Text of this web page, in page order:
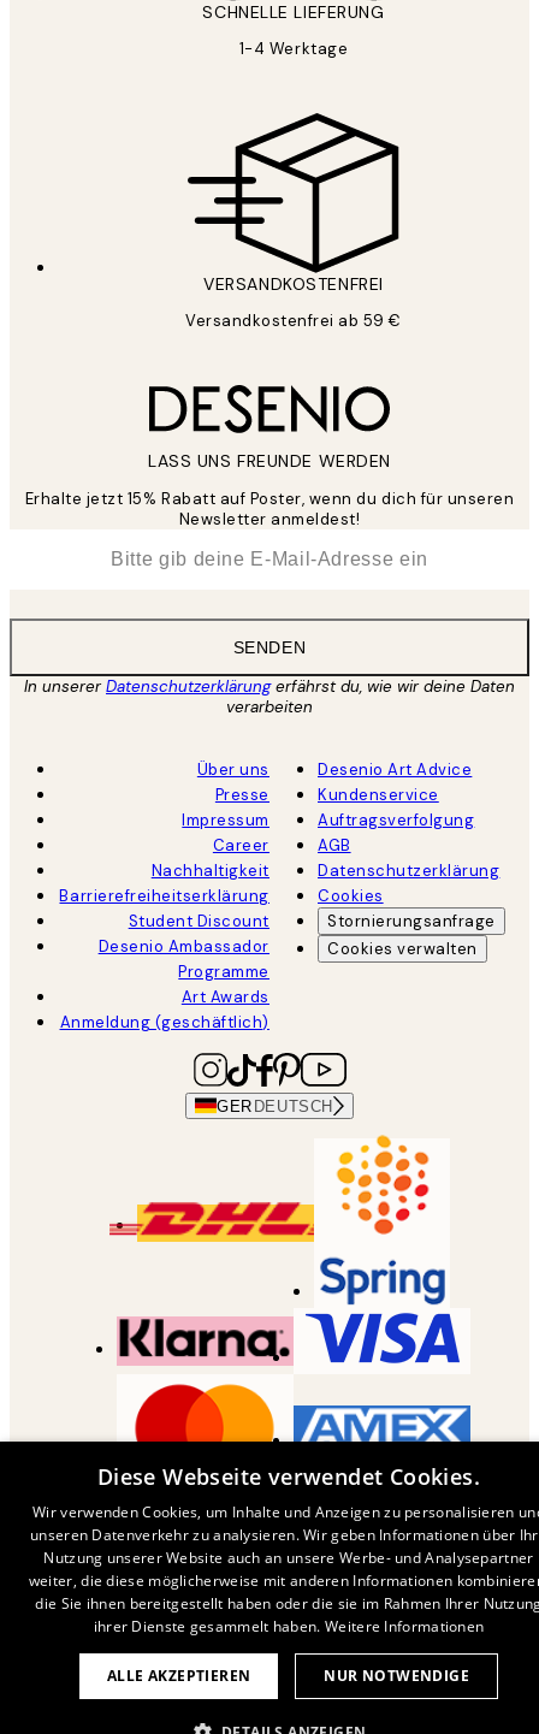
SCHNELLE LIEFERUNG
1-4 Werktage
VERSANDKOSTENFREI
Versandkostenfrei ab 59 €
LASS UNS FREUNDE WERDEN
Erhalte jetzt 15% Rabatt auf Poster, wenn du dich für unseren
Newsletter anmeldest!
SENDEN
In unsererDatenschutzerklärungerfährst du, wie wir deine Daten
verarbeiten
Über uns
Presse
Impressum
Career
Nachhaltigkeit
Barrierefreiheitserklärung
Student Discount
Desenio Ambassador
Programme
Art Awards
Anmeldung (geschäftlich)
Desenio Art Advice
Kundenservice
Auftragsverfolgung
AGB
Datenschutzerklärung
Cookies
Stornierungsanfrage
Cookies verwalten
GER DEUTSCH
Diese Webseite verwendet Cookies.
Wir verwenden Cookies, um Inhalte und Anzeigen zu personalisieren
unseren Datenverkehr zu analysieren. Wir geben Informationen über
Nutzung unserer Website auch an unsere Werbe- und Analysepartner
weiter, die diese möglicherweise mit anderen Informationen
die Sie ihnen bereitgestellt haben oder die sie im Rahmen Ihrer
ihrer Dienste gesammelt haben. Weitere Informationen
ALLE AKZEPTIEREN NUR NOTWENDIGE